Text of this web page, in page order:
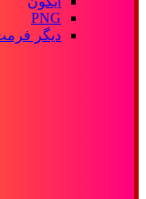
PNG
دیگر